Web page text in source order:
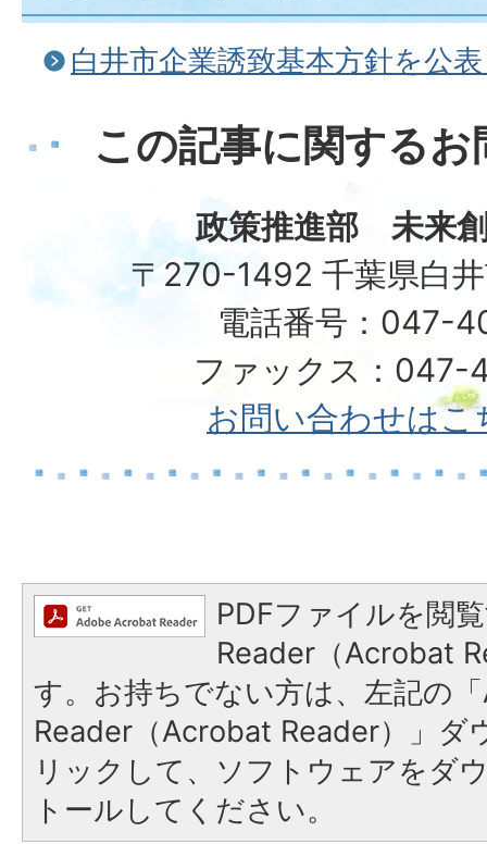
白井市企業誘致基本方針を公
この記事に関する
政策推進部 未来
〒270-1492 千葉県白
電話番号：047-
ファックス：047-
お問い合わせはこ
PDFファイルを閲
Reader（Acrobat
す。お持ちでない方は、左記の
Reader（Acrobat Reader）」ダ
リックして、ソフトウェアをダ
トールしてください。